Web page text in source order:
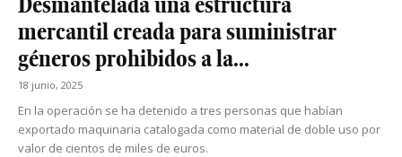
mercantil creada para suministrar
géneros prohibidos a la...
18 junio, 2025
En la operación se ha detenido a tres personas que habían
exportado maquinaria catalogada como material de doble uso por
valor de cientos de miles de euros.